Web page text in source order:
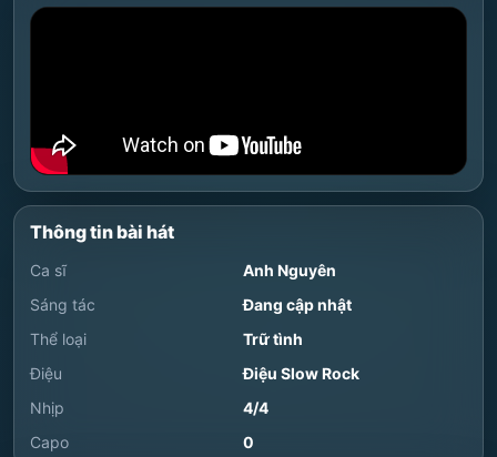
Thông tin bài hát
Ca sĩ
Anh Nguyên
Sáng tác
Đang cập nhật
Thể loại
Trữ tình
Điệu
Điệu Slow Rock
Nhịp
4/4
Capo
0